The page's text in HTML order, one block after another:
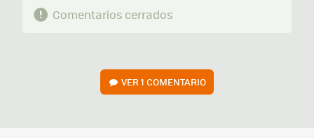
Comentarios cerrados
VER1 COMENTARIO